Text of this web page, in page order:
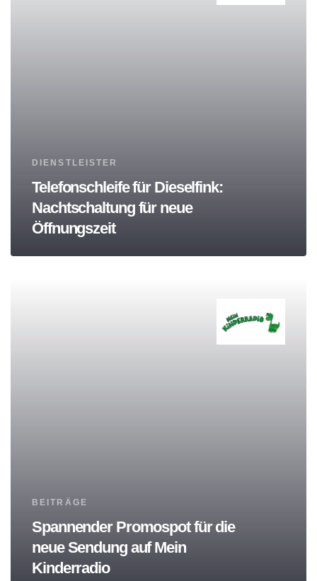
Tags
DIENSTLEISTER
Telefonschleife für Dieselfink:
Nachtschaltung für neue
Öffnungszeit
Tags
BEITRÄGE
Spannender Promospot für die
neue Sendung auf Mein
Kinderradio